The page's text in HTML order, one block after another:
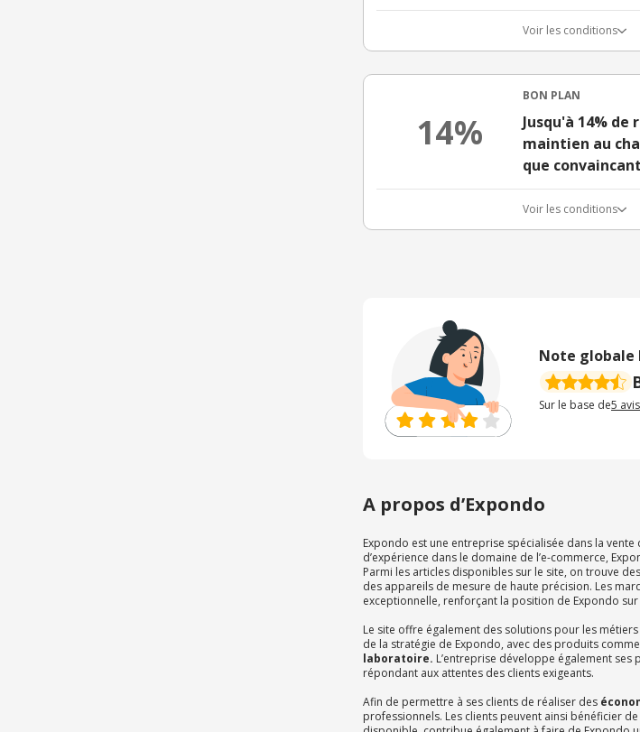
Voir les conditions
14%
BON PLAN
Jusqu'à 14% de
maintien au
que
Voir les conditions
Note globale
Sur le base de5 avis
A propos d’Expondo
Expondo est une entreprise spécialisée dans la vente
d’expérience dans le domaine de l’e-commerce,
Parmi les articles disponibles sur le site, on trouve des
des appareils de mesure de haute précision. Les
exceptionnelle, renforçant la position de Expondo sur
Le site offre également des solutions pour les
de la stratégie de Expondo, avec des produits
laboratoire. L’entreprise développe également
répondant aux attentes des clients exigeants.
Afin de permettre à ses clients de réaliser des
professionnels. Les clients peuvent ainsi bénéficier de